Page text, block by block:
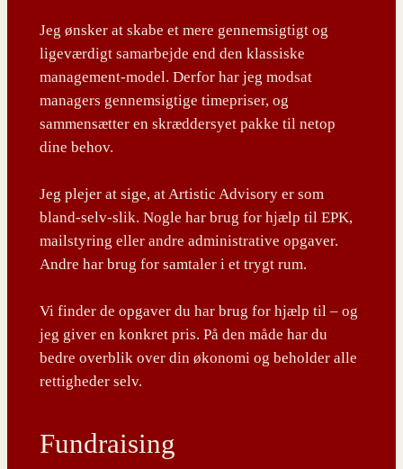
Jeg ønsker at skabe et mere gennemsigtigt og
ligeværdigt samarbejde end den klassiske
management-model. Derfor har jeg modsat
managers gennemsigtige timepriser, og
sammensætter en skræddersyet pakke til netop
dine behov.
Jeg plejer at sige, at Artistic Advisory er som
bland-selv-slik. Nogle har brug for hjælp til EPK,
mailstyring eller andre administrative opgaver.
Andre har brug for samtaler i et trygt rum.
Vi finder de opgaver du har brug for hjælp til – og
jeg giver en konkret pris. På den måde har du
bedre overblik over din økonomi og beholder alle
rettigheder selv.
Fundraising